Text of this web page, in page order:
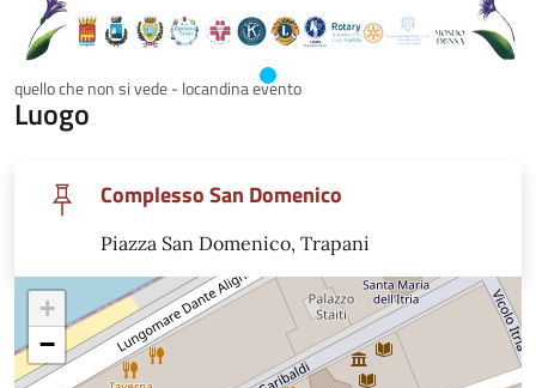
quello che non si vede - locandina evento
Luogo
Complesso San Domenico
Piazza San Domenico, Trapani
+
−